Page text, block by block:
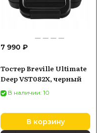
7 990 ₽
Тостер Breville Ultimate
Deep VST082X, черный
В наличии: 10
В корзину